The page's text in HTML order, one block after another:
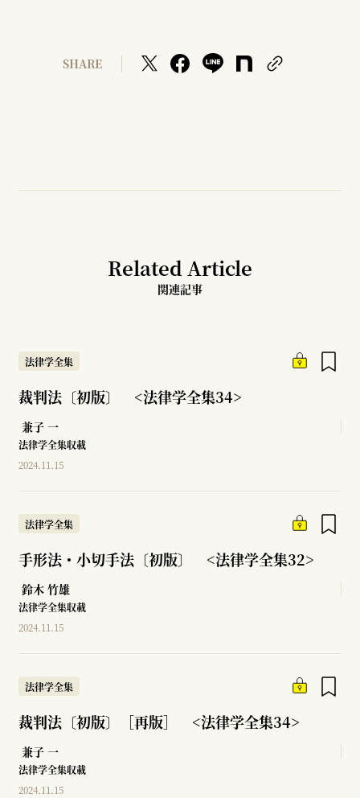
SHARE
Related Article
関連記事
法律学全集
裁判法〔初版〕 <法律学全集34>
兼子 一
法律学全集収載
2024.11.15
法律学全集
手形法・小切手法〔初版〕 <法律学全集32>
鈴木 竹雄
法律学全集収載
2024.11.15
法律学全集
裁判法〔初版〕［再版］ <法律学全集34>
兼子 一
法律学全集収載
2024.11.15